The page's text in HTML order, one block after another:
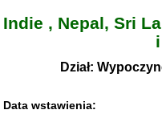
Indie , Nepal, Sri
Dział:
Data wstawienia: